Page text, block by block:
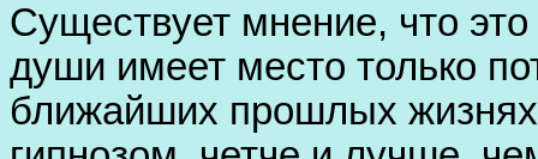
Существует мнение, что
души имеет место только
ближайших прошлых